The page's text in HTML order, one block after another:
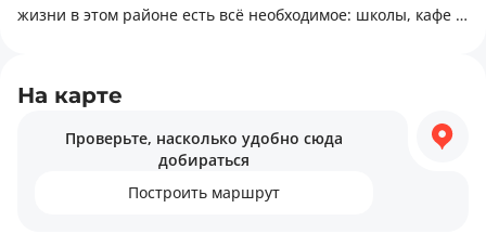
жизни в этом районе есть всё необходимое: школы, кафе и
На карте
Проверьте, насколько удобно сюда
добираться
Построить маршрут